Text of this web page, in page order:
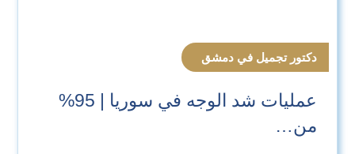
دكتور تجميل في دمشق
عمليات شد الوجه في سوريا | 95%
من…